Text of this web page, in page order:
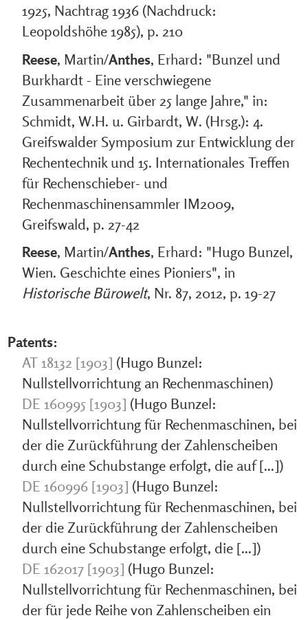
1925, Nachtrag 1936 (Nachdruck:
Leopoldshöhe 1985), p. 210
Reese, Martin/Anthes, Erhard: "Bunzel und
Burkhardt - Eine verschwiegene
Zusammenarbeit über 25 lange Jahre," in:
Schmidt, W.H. u. Girbardt, W. (Hrsg.): 4.
Greifswalder Symposium zur Entwicklung der
Rechentechnik und 15. Internationales Treffen
für Rechenschieber- und
Rechenmaschinensammler IM2009,
Greifswald, p. 27-42
Reese, Martin/Anthes, Erhard: "Hugo Bunzel,
Wien. Geschichte eines Pioniers", in
Historische Bürowelt, Nr. 87, 2012, p. 19-27
Patents:
AT 18132 [1903] (Hugo Bunzel:
Nullstellvorrichtung an Rechenmaschinen)
DE 160995 [1903] (Hugo Bunzel:
Nullstellvorrichtung für Rechenmaschinen, bei
der die Zurückführung der Zahlenscheiben
durch eine Schubstange erfolgt, die auf [...])
DE 160996 [1903] (Hugo Bunzel:
Nullstellvorrichtung für Rechenmaschinen, bei
der die Zurückführung der Zahlenscheiben
durch eine Schubstange erfolgt, die [...])
DE 162017 [1903] (Hugo Bunzel:
Nullstellvorrichtung für Rechenmaschinen, bei
der für jede Reihe von Zahlenscheiben ein